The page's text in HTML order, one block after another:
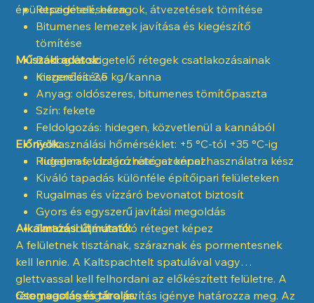
épületszigeteléseken.
Repedések, hézagok, átvezetések tömítése
Bitumenes lemezek javítása és kiegészítő
tömítése
Bádog és szigetelő rétegek csatlakozásainak
megerősítése
Műszaki adatok:
Kiszerelés: 2,5 kg/kanna
Anyag: oldószeres, bitumenes tömítőpaszta
Szín: fekete
Feldolgozás: hidegen, közvetlenül a kannából
Felhasználási hőmérséklet: +5 °C-tól +35 °C-ig
Rugalmas, vízzáró réteget képez
Előnyök:
Hidegen feldolgozható, azonnal használatra kész
Kiváló tapadás különféle építőipari felületeken
Rugalmas és vízzáró bevonatot biztosít
Gyors és egyszerű javítási megoldás
Tartós, időjárás-álló réteget képez
Alkalmazási útmutató:
A felületnek tisztának, száraznak és pormentesnek
kell lennie. A Kaltspachtelt spatulával vagy
glettvassal kell felhordani az előkészített felületre. A
réteg vastagságát a javítás igénye határozza meg. Az
Csomagolás és tárolás: